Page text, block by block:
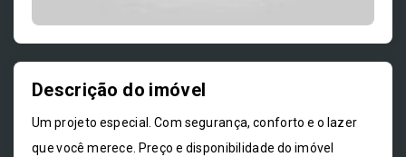
Descrição do imóvel
Um projeto especial. Com segurança, conforto e o lazer
que você merece. Preço e disponibilidade do imóvel